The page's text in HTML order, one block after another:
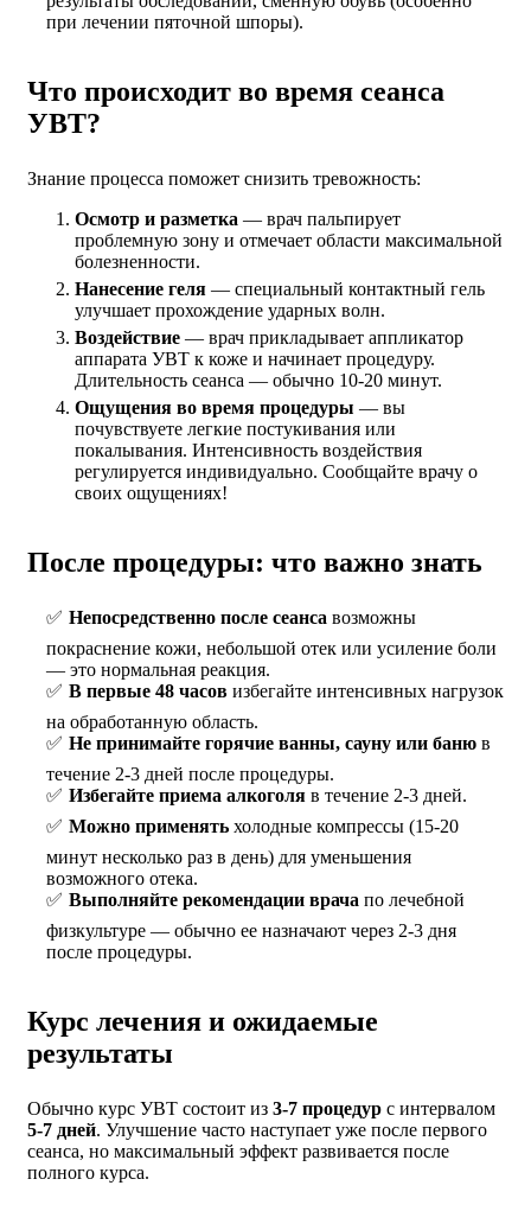
при лечении пяточной шпоры).
Что происходит во время сеанса
УВТ?
Знание процесса поможет снизить тревожность:
Осмотр и разметка — врач пальпирует
проблемную зону и отмечает области максимальной
болезненности.
Нанесение геля — специальный контактный гель
улучшает прохождение ударных волн.
Воздействие — врач прикладывает аппликатор
аппарата УВТ к коже и начинает процедуру.
Длительность сеанса — обычно 10-20 минут.
Ощущения во время процедуры — вы
почувствуете легкие постукивания или
покалывания. Интенсивность воздействия
регулируется индивидуально. Сообщайте врачу о
своих ощущениях!
После процедуры: что важно знать
Непосредственно после сеансавозможны
покраснение кожи, небольшой отек или усиление боли
— это нормальная реакция.
В первые 48 часовизбегайте интенсивных нагрузок
на обработанную область.
Не принимайте горячие ванны, сауну или банюв
течение 2-3 дней после процедуры.
Избегайте приема алкоголяв течение 2-3 дней.
Можно применятьхолодные компрессы (15-20
минут несколько раз в день) для уменьшения
возможного отека.
Выполняйте рекомендации врачапо лечебной
физкультуре — обычно ее назначают через 2-3 дня
после процедуры.
Курс лечения и ожидаемые
результаты
Обычно курс УВТ состоит из 3-7 процедур с интервалом
5-7 дней. Улучшение часто наступает уже после первого
сеанса, но максимальный эффект развивается после
полного курса.